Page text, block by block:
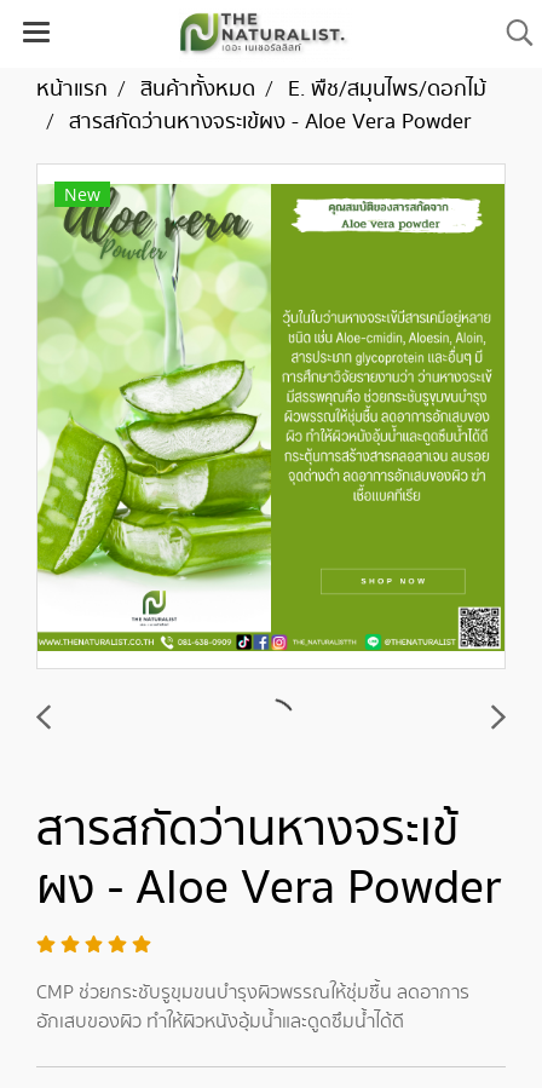
หน้าแรก สินค้าทั้งหมด
E. พืช/สมุนไพร/ดอกไม้
สารสกัดว่านหางจระเข้ผง - Aloe Vera Powder
New
สารสกัดว่านหางจระเข้
ผง - Aloe Vera Powder
CMP ช่วยกระชับรูขุมขนบำรุงผิวพรรณให้ชุ่มชื้น ลดอาการ
อักเสบของผิว ทำให้ผิวหนังอุ้มน้ำและดูดซึมน้ำได้ดี